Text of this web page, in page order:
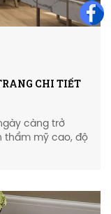
CHI TIẾT
càng trở
thẩm mỹ cao, độ